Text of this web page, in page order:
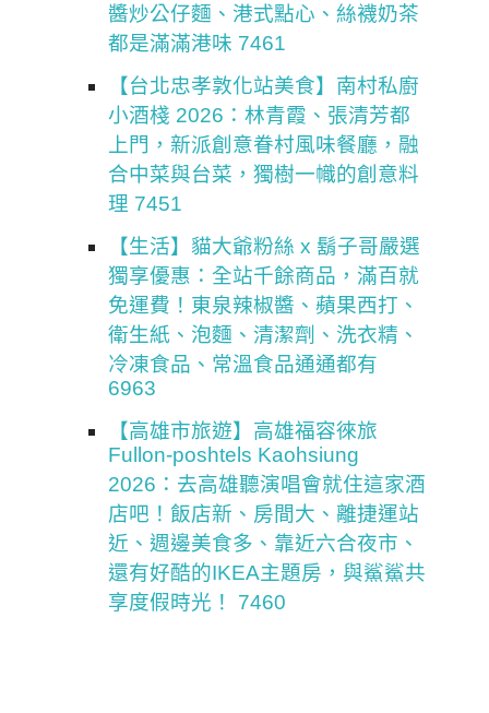
醬炒公仔麵、港式點心、絲襪奶茶
都是滿滿港味 7461
【台北忠孝敦化站美食】南村私廚
小酒棧 2026：林青霞、張清芳都
上門，新派創意眷村風味餐廳，融
合中菜與台菜，獨樹一幟的創意料
理 7451
【生活】貓大爺粉絲 x 鬍子哥嚴選
獨享優惠：全站千餘商品，滿百就
免運費！東泉辣椒醬、蘋果西打、
衛生紙、泡麵、清潔劑、洗衣精、
冷凍食品、常溫食品通通都有
6963
【高雄市旅遊】高雄福容徠旅
Fullon-poshtels Kaohsiung
2026：去高雄聽演唱會就住這家酒
店吧！飯店新、房間大、離捷運站
近、週邊美食多、靠近六合夜市、
還有好酷的IKEA主題房，與鯊鯊共
享度假時光！ 7460